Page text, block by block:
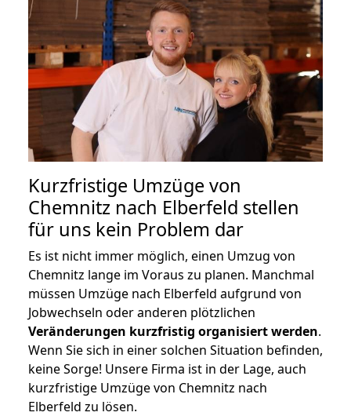
Kurzfristige Umzüge von
Chemnitz nach Elberfeld stellen
für uns kein Problem dar
Es ist nicht immer möglich, einen Umzug von
Chemnitz lange im Voraus zu planen. Manchmal
müssen Umzüge nach Elberfeld aufgrund von
Jobwechseln oder anderen plötzlichen
Veränderungen kurzfristig organisiert werden.
Wenn Sie sich in einer solchen Situation befinden,
keine Sorge! Unsere Firma ist in der Lage, auch
kurzfristige Umzüge von Chemnitz nach
Elberfeld zu lösen.